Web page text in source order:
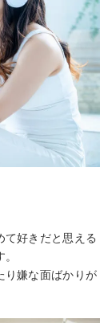
て好きだと思える
り嫌な面ばかりが